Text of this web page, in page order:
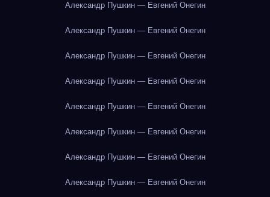
Александр Пушкин — Евгений Онегин
Александр Пушкин — Евгений Онегин
Александр Пушкин — Евгений Онегин
Александр Пушкин — Евгений Онегин
Александр Пушкин — Евгений Онегин
Александр Пушкин — Евгений Онегин
Александр Пушкин — Евгений Онегин
Александр Пушкин — Евгений Онегин